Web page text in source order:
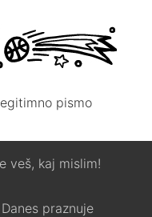
pismo
veš, kaj mislim!
Danes praznuje